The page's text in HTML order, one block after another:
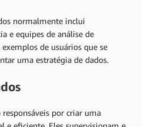
normalmente inclui
e equipes de análise de
de usuários que se
uma estratégia de dados.
responsáveis por criar uma